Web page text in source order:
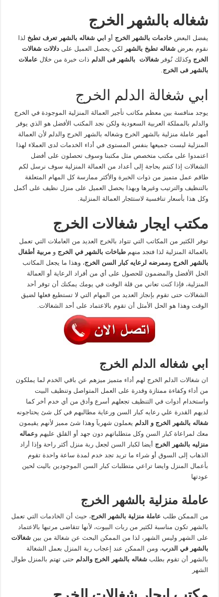
شغاله بالشهر الخرج
يفضل البعضخادمات بالشهر الخرج أو ابي شغاله بالشهر تعرف تطبخ لذا
نقوم بعرضشغاله تطبخ بالشهر لكي يحصل العميل علىدلالات شغالات
الخرجوكذلك نُوفرشغالات بالشهر فى الدلم ذات خبرة من خلال عاملات
بالشهر فى الخرج.
ابي شغالة الدلم الخرج
يوجد منافسة بين معظم مكاتب تأجير العمالة المنزلية الموجودة في الخرج
والدلم بالمملكة العربية السعودية ولكن نجد المكتب الأفضل هو الذي يوفر
أمهر عاملة منزلية بالشهر الخرج وشغاله بالشهر الخرج والدلم لأن العمالة
المنزلية ليست جميعها بنفس المستوى في أداء الخدمات لدى العملاء لهذا
اعتمدوا على مكتب متخصص مثل مكتبنا وسوف تحصلون على أفضل
الشغالات إذا كنتم بحاجة إلى أعداد من العمالة المنزلية سوف نرسل لكم
طاقم عمل متميز من ذوات الخبرة والأكثر ممارسة كل المهام المتعلقة
بالتنظيف والترتيب وغيرها وبهذا يحصل العميل على منزل نظيف على أكمل
وكل هذا بأسعار تنافسية لاستئجار العمالة المنزلية.
مكتب ايجار شغالات الخرج
توفر الكثير من المكاتب التي تتواد بالخرج العديد من العاملات التي تعمل
بالعمالة المنزلية لذا فتجد منهمطباخات بالشهر في الخرج و مربية أطفال
بالشهر الخرج وممرضه لرعايه كبار السن الخرج، وهذا ما يجعل المكاتب
الحل الأفضل والمضمون للحصول على أي من أفراد الرعاية أو العمالة
المنزلية، فإذا كنت تعاني من قلة الوقت في يومك يمكنك أن توفر أحد
الشغالات حتى تقوم بإنجاز العديد من المهام التي لا تستطيع فعلها لضيق
الوقت وهذا هو الحل الأمثل أن تقوم بالاعتماد على أحد الشغالات.
ابي شغاله الدلم الخرج
ان شغالات الدلم الخرج لهم أداء متميز ميزهم عن باقي الخدم لما يملكون
من أداء وكفاءة ممتازة وقدرة على العمل المتواصل وتنظيف البيت
واستخدام أدوات في التنظيف تجعلهم أسرع وأدق من أي خدم أخر كما
لديهم القدرة علي رعايه كبار السن ورعاية مطالبهم في كل شئ يحتاجونه
شغاله بالشهر الخرج و الدلم يعملون شهريآ وهذا شئ مميز لأنهم يقيمون
معك لمراعاة كبار السن وكل متطلباتهم دون جهد أو القلق عليهم وعماله
منزليه بالشهر الخرج أيضا لكبار السن لجعل ربة منزل أكثر راحة وإذا أراد
الذهاب إلى السوق أو شراء ما تريد تجد خدم لمدة ساعة واحدة تقوم
بأعمال المنزل وايضا تراعي متطلبات كبار السن الموجودين باليت لحين
عودتها
عاملة منزلية بالشهر الخرج
من الممكن طلب عاملة منزلية بالشهر الخرج، حيث أن الخادمات التي تعمل
بالشهر تكون مناسبة لكثير من ربات البيوت، لأنها تتقاضى مرتبها بالاعتماد
على الشهر وليس الشهر، لذا من الممكن البحث عن شغالة من بينشغالات
بالشهر في الدرب، ومن الممكن عند إعجاب ربة المنزل بعمل الشغالة
بالشهر أن تقوم بطلبشغاله بالشهر الخرج والدلم حتى تهتم بالمنزل طوال
الشهر